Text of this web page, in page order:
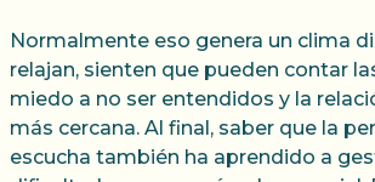
Normalmente eso genera un clima
relajan, sienten que pueden contar
miedo a no ser entendidos y la
más cercana. Al final, saber que la
escucha también ha aprendido a